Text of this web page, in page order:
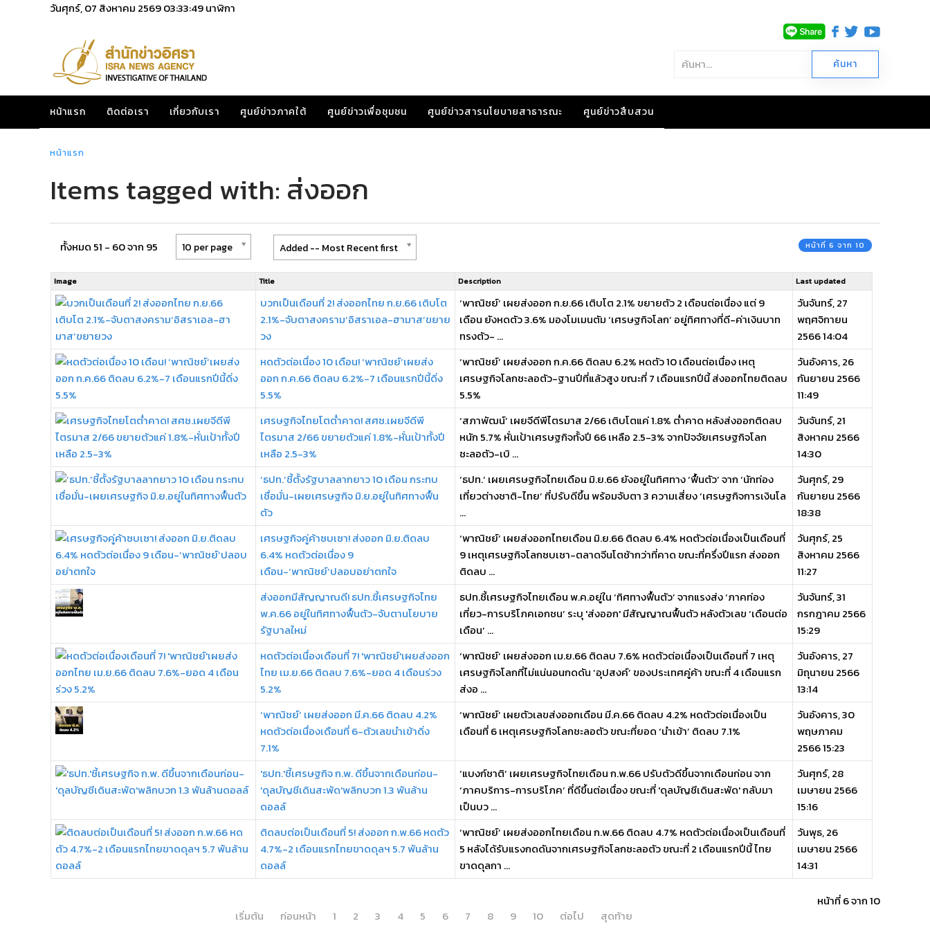
วันศุกร์, 07 สิงหาคม 256903:33:49นาฬิกา
หน้าแรก ติดต่อเรา เกี่ยวกับเรา ศูนย์ข่าวภาคใต้ ศูนย์ข่าวเพื่อชุมชน ศูนย์ข่าวสารนโยบายสาธารณะ ศูนย์ข่าวสืบสวน
หน้าแรก
Items tagged with: ส่งออก
ทั้งหมด 51 - 60 จาก 95 10 per page Added -- Most Recent first หน้าที่ 6 จาก 10
Image Title Description Last updated
บวกเป็นเดือนที่ 2! ส่งออกไทย ก.ย.66 เติบโต
2.1%-จับตาสงคราม‘อิสราเอล-ฮามาส’ขยาย
วง
‘พาณิชย์’ เผยส่งออก ก.ย.66 เติบโต 2.1% ขยายตัว 2 เดือนต่อเนื่อง แต่ 9
เดือน ยังหดตัว 3.6% มองโมเมนตัม ‘เศรษฐกิจโลก’ อยู่ทิศทางที่ดี-ค่าเงินบาท
ทรงตัว- ...
วันจันทร์, 27
พฤศจิกายน
2566 14:04
หดตัวต่อเนื่อง 10 เดือน! ‘พาณิชย์’เผยส่ง
ออก ก.ค.66 ติดลบ 6.2%-7 เดือนแรกปีนี้ดิ่ง
5.5%
‘พาณิชย์’ เผยส่งออก ก.ค.66 ติดลบ 6.2% หดตัว 10 เดือนต่อเนื่อง เหตุ
เศรษฐกิจโลกชะลอตัว-ฐานปีที่แล้วสูง ขณะที่ 7 เดือนแรกปีนี้ ส่งออกไทยติดลบ
5.5%
วันอังคาร, 26
กันยายน 2566
11:49
เศรษฐกิจไทยโตต่ำคาด! สศช.เผยจีดีพี
ไตรมาส 2/66 ขยายตัวแค่ 1.8%-หั่นเป้าทั้งปี
เหลือ 2.5-3%
‘สภาพัฒน์’ เผยจีดีพีไตรมาส 2/66 เติบโตแค่ 1.8% ต่ำคาด หลังส่งออกติดลบ
หนัก 5.7% หั่นเป้าเศรษฐกิจทั้งปี 66 เหลือ 2.5-3% จากปัจจัยเศรษฐกิจโลก
ชะลอตัว-เบิ ...
วันจันทร์, 21
สิงหาคม 2566
14:30
‘ธปท.’ชี้ตั้งรัฐบาลลากยาว 10 เดือน กระทบ
เชื่อมั่น-เผยเศรษฐกิจ มิ.ย.อยู่ในทิศทางฟื้น
ตัว
‘ธปท.’ เผยเศรษฐกิจไทยเดือน มิ.ย.66 ยังอยู่ในทิศทาง ‘ฟื้นตัว’ จาก ‘นักท่อง
เที่ยวต่างชาติ-ไทย’ ที่ปรับดีขึ้น พร้อมจับตา 3 ความเสี่ยง ‘เศรษฐกิจการเงินโล
...
วันศุกร์, 29
กันยายน 2566
18:38
เศรษฐกิจคู่ค้าซบเซา! ส่งออก มิ.ย.ติดลบ
6.4% หดตัวต่อเนื่อง 9
เดือน-‘พาณิชย์’ปลอบอย่าตกใจ
‘พาณิชย์’ เผยส่งออกไทยเดือน มิ.ย.66 ติดลบ 6.4% หดตัวต่อเนื่องเป็นเดือนที่
9 เหตุเศรษฐกิจโลกซบเซา-ตลาดจีนโตช้ากว่าที่คาด ขณะที่ครึ่งปีแรก ส่งออก
ติดลบ ...
วันศุกร์, 25
สิงหาคม 2566
11:27
ส่งออกมีสัญญาณดี! ธปท.ชี้เศรษฐกิจไทย
พ.ค.66 อยู่ในทิศทางฟื้นตัว-จับตานโยบาย
รัฐบาลใหม่
ธปท.ชี้เศรษฐกิจไทยเดือน พ.ค.อยู่ใน ‘ทิศทางฟื้นตัว’ จากแรงส่ง ‘ภาคท่อง
เที่ยว-การบริโภคเอกชน’ ระบุ 'ส่งออก' มีสัญญาณฟื้นตัว หลังตัวเลข ‘เดือนต่อ
เดือน’ ...
วันจันทร์, 31
กรกฎาคม 2566
15:29
หดตัวต่อเนื่องเดือนที่ 7! 'พาณิชย์'เผยส่งออก
ไทย เม.ย.66 ติดลบ 7.6%-ยอด 4 เดือนร่วง
5.2%
‘พาณิชย์’ เผยส่งออก เม.ย.66 ติดลบ 7.6% หดตัวต่อเนื่องเป็นเดือนที่ 7 เหตุ
เศรษฐกิจโลกที่ไม่แน่นอนกดดัน ‘อุปสงค์’ ของประเทศคู่ค้า ขณะที่ 4 เดือนแรก
ส่งอ ...
วันอังคาร, 27
มิถุนายน 2566
13:14
‘พาณิชย์’ เผยส่งออก มี.ค.66 ติดลบ 4.2%
หดตัวต่อเนื่องเดือนที่ 6-ตัวเลขนำเข้าดิ่ง
7.1%
‘พาณิชย์’ เผยตัวเลขส่งออกเดือน มี.ค.66 ติดลบ 4.2% หดตัวต่อเนื่องเป็น
เดือนที่ 6 เหตุเศรษฐกิจโลกชะลอตัว ขณะที่ยอด ‘นำเข้า’ ติดลบ 7.1%
วันอังคาร, 30
พฤษภาคม
2566 15:23
'ธปท.'ชี้เศรษฐกิจ ก.พ. ดีขึ้นจากเดือนก่อน-
'ดุลบัญชีเดินสะพัด'พลิกบวก 1.3 พันล้าน
ดอลล์
‘แบงก์ชาติ’ เผยเศรษฐกิจไทยเดือน ก.พ.66 ปรับตัวดีขึ้นจากเดือนก่อน จาก
‘ภาคบริการ-การบริโภค’ ที่ดีขึ้นต่อเนื่อง ขณะที่ 'ดุลบัญชีเดินสะพัด' กลับมา
เป็นบว ...
วันศุกร์, 28
เมษายน 2566
15:16
ติดลบต่อเป็นเดือนที่ 5! ส่งออก ก.พ.66 หดตัว
4.7%-2 เดือนแรกไทยขาดดุลฯ 5.7 พันล้าน
ดอลล์
‘พาณิชย์’ เผยส่งออกไทยเดือน ก.พ.66 ติดลบ 4.7% หดตัวต่อเนื่องเป็นเดือนที่
5 หลังได้รับแรงกดดันจากเศรษฐกิจโลกชะลอตัว ขณะที่ 2 เดือนแรกปีนี้ ไทย
ขาดดุลกา ...
วันพุธ, 26
เมษายน 2566
14:31
หน้าที่ 6 จาก 10
เริ่มต้น
ก่อนหน้า 1 2 3 4 5 6 7 8 9 10 ต่อไป สุดท้าย